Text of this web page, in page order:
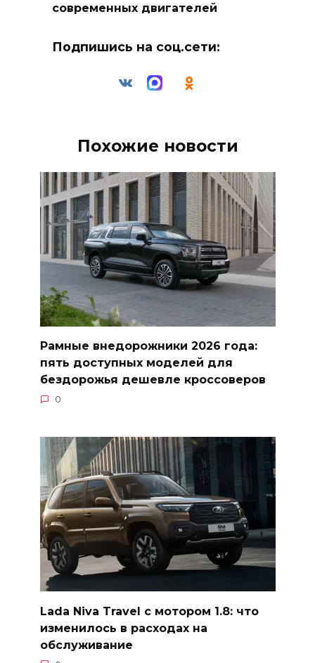
современных двигателей
Подпишись на соц.сети:
Похожие новости
Рамные внедорожники 2026 года:
пять доступных моделей для
бездорожья дешевле кроссоверов
0
Lada Niva Travel с мотором 1.8: что
изменилось в расходах на
обслуживание